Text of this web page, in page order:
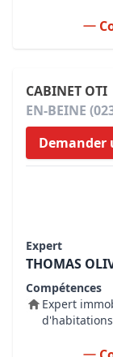
CABINET OTI
EN-BEINE
Demander
Expert
THOMAS
Compétences
Expert
d'habitations